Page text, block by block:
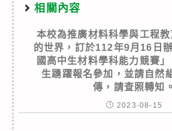
相關內容
本校為推廣材料科學與工程
的世界，訂於112年9月16日
國高中生材料學科能力競賽
生踴躍報名參加，並請自然
傳，請查照轉知。
2023-08-15